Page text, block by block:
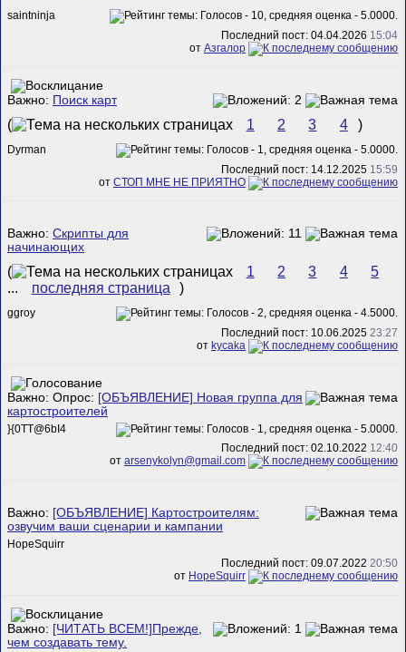
saintninja
Последний пост: 04.04.2026 15:04
от Азгалор
Важно: Поиск карт
( 1 2 3 4 )
Dyrman
Последний пост: 14.12.2025 15:59
от СТОП МНЕ НЕ ПРИЯТНО
Важно: Скрипты для
начинающих
( 1 2 3 4
5
...
последняя страница )
ggroy
Последний пост: 10.06.2025 23:27
от kycaka
Важно: Опрос: [ОБЪЯВЛЕНИЕ] Новая группа для
картостроителей
}{0TT@6bI4
Последний пост: 02.10.2022 12:40
от arsenykolyn@gmail.com
Важно: [ОБЪЯВЛЕНИЕ] Картостроителям:
озвучим ваши сценарии и кампании
HopeSquirr
Последний пост: 09.07.2022 20:50
от HopeSquirr
Важно: [ЧИТАТЬ ВСЕМ!]Прежде,
чем создавать тему.